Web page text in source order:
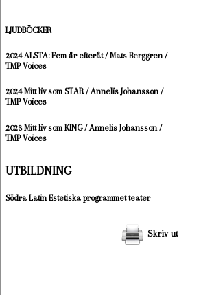
LJUDBÖCKER
2024 ALSTA: Fem år efteråt / Mats Berggren /
TMP Voices
2024 Mitt liv som STAR / Annelis Johansson /
TMP Voices
2023 Mitt liv som KING / Annelis Johansson /
TMP Voices
UTBILDNING
Södra Latin Estetiska programmet teater
Skriv ut